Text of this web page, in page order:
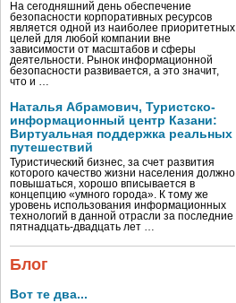
На сегодняшний день обеспечение
безопасности корпоративных ресурсов
является одной из наиболее приоритетных
целей для любой компании вне
зависимости от масштабов и сферы
деятельности. Рынок информационной
безопасности развивается, а это значит,
что и …
Наталья Абрамович, Туристско-
информационный центр Казани:
Виртуальная поддержка реальных
путешествий
Туристический бизнес, за счет развития
которого качество жизни населения должно
повышаться, хорошо вписывается в
концепцию «умного города». К тому же
уровень использования информационных
технологий в данной отрасли за последние
пятнадцать-двадцать лет …
Блог
Вот те два...